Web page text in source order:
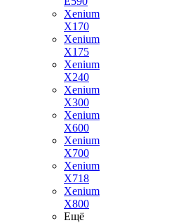
Xenium
X170
Xenium
X175
Xenium
X240
Xenium
X300
Xenium
X600
Xenium
X700
Xenium
X718
Xenium
X800
Ещё